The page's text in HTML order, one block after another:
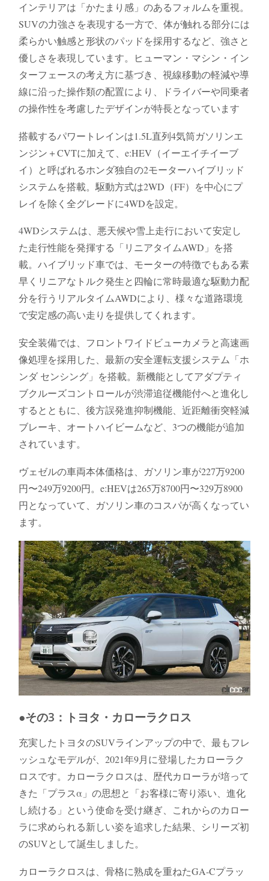
インテリアは「かたまり感」のあるフォルムを重視。
SUVの力強さを表現する一方で、体が触れる部分には
柔らかい触感と形状のパッドを採用するなど、強さと
優しさを表現しています。ヒューマン・マシン・イン
ターフェースの考え方に基づき、視線移動の軽減や導
線に沿った操作類の配置により、ドライバーや同乗者
の操作性を考慮したデザインが特長となっています
搭載するパワートレインは1.5L直列4気筒ガソリンエ
ンジン＋CVTに加えて、e:HEV（イーエイチイーブ
イ）と呼ばれるホンダ独自の2モーターハイブリッド
システムを搭載。駆動方式は2WD（FF）を中心にプ
レイを除く全グレードに4WDを設定。
4WDシステムは、悪天候や雪上走行において安定し
た走行性能を発揮する「リニアタイムAWD」を搭
載。ハイブリッド車では、モーターの特徴でもある素
早くリニアなトルク発生と四輪に常時最適な駆動力配
分を行うリアルタイムAWDにより、様々な道路環境
で安定感の高い走りを提供してくれます。
安全装備では、フロントワイドビューカメラと高速画
像処理を採用した、最新の安全運転支援システム「ホ
ンダ センシング」を搭載。新機能としてアダプティ
ブクルーズコントロールが渋滞追従機能付へと進化し
するとともに、後方誤発進抑制機能、近距離衝突軽減
ブレーキ、オートハイビームなど、3つの機能が追加
されています。
ヴェゼルの車両本体価格は、ガソリン車が227万9200
円〜249万9200円。e:HEVは265万8700円〜329万8900
円となっていて、ガソリン車のコスパが高くなってい
ます。
●その3：トヨタ・カローラクロス
充実したトヨタのSUVラインアップの中で、最もフレ
ッシュなモデルが、2021年9月に登場したカローラク
ロスです。カローラクロスは、歴代カローラが培って
きた「プラスα」の思想と「お客様に寄り添い、進化
し続ける」という使命を受け継ぎ、これからのカロー
ラに求められる新しい姿を追求した結果、シリーズ初
のSUVとして誕生しました。
カローラクロスは、骨格に熟成を重ねたGA-Cプラッ